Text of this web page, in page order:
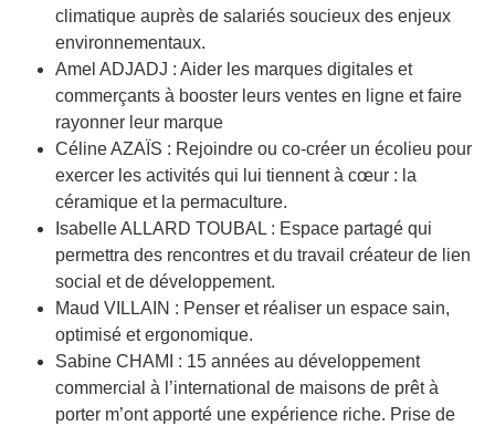
climatique auprès de salariés soucieux des enjeux
environnementaux.
Amel ADJADJ : Aider les marques digitales et
commerçants à booster leurs ventes en ligne et faire
rayonner leur marque
Céline AZAÏS : Rejoindre ou co-créer un écolieu pour
exercer les activités qui lui tiennent à cœur : la
céramique et la permaculture.
Isabelle ALLARD TOUBAL : Espace partagé qui
permettra des rencontres et du travail créateur de lien
social et de développement.
Maud VILLAIN : Penser et réaliser un espace sain,
optimisé et ergonomique.
Sabine CHAMI : 15 années au développement
commercial à l’international de maisons de prêt à
porter m’ont apporté une expérience riche. Prise de